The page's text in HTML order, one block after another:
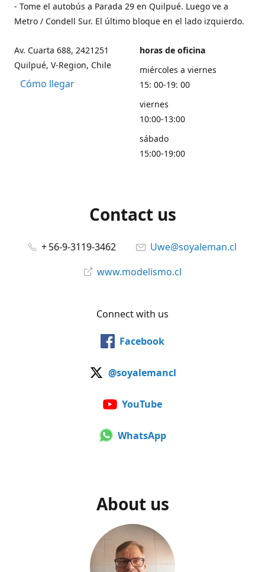
- Tome el autobús a Parada 29 en Quilpué. Luego ve a
Metro / Condell Sur. El último bloque en el lado izquierdo.
Av. Cuarta 688, 2421251
Quilpué, V-Region, Chile
Cómo llegar
horas de oficina
miércoles a viernes
15: 00-19: 00
viernes
10:00-13:00
sábado
15:00-19:00
Contact us
+ 56-9-3119-3462
Uwe@soyaleman.cl
www.modelismo.cl
Connect with us
Facebook
@soyalemancl
YouTube
WhatsApp
About us